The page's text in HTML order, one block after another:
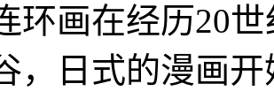
环画在经历20
，日式的漫画